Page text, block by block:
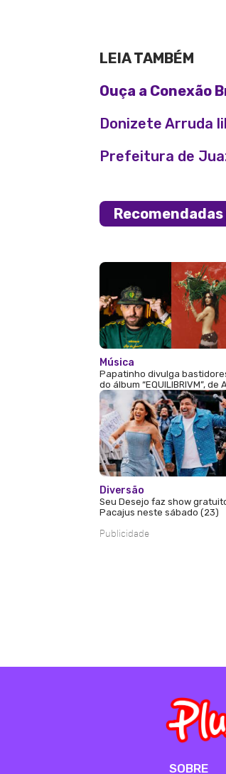
LEIA TAMBÉM
Ouça a Conexão
Donizete Arruda
Prefeitura de
Música
Papatinho divulga
do álbum “EQUILIBRIVM”, de
Diversão
Seu Desejo faz show
Pacajus neste sábado (23)
Publicidade
SOBRE